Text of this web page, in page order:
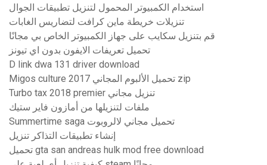
استخدام الكمبيوتر المحمول لتنزيل تطبيقات الجوال
تنزيلات خريطة ماين كرافت لتضاريس الغابات
قم بتنزيل سكايب على جهاز الكمبيوتر الخاص بي مجانًا
تحميل تعريفات الايفون بدون اي تيونز
D link dwa 131 driver download
Migos culture 2017 تحميل الألبوم المجاني zip
Turbo tax 2018 premier تنزيل مجاني
ملفات لتنزيلها من أمازون فاير ستيك
Summertime saga تحميل مجاني لالروبوت
إنشاء تطبيقات التذاكر تنزيل
تحميل gta san andreas hulk mod free download